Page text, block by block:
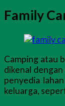
Family
Camping atau
dikenal
penyedia
keluarga,